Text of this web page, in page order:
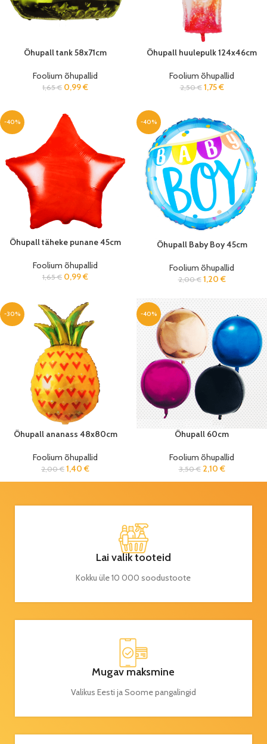
Õhupall tank 58x71cm
Foolium õhupallid
1,65€ 0,99€
Õhupall huulepulk 124x46cm
Foolium õhupallid
2,50€ 1,75€
-40%
Õhupall täheke punane 45cm
Foolium õhupallid
1,65€ 0,99€
-40%
Õhupall Baby Boy 45cm
Foolium õhupallid
2,00€ 1,20 €
-30%
Õhupall ananass 48x80cm
Foolium õhupallid
2,00€ 1,40 €
-40%
Õhupall 60cm
Foolium õhupallid
3,50€ 2,10 €
Lai valik tooteid
Kokku üle 10 000 soodustoote
Mugav maksmine
Valikus Eesti ja Soome pangalingid